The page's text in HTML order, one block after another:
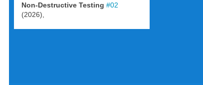
Non-Destructive Testing #02
(2026),